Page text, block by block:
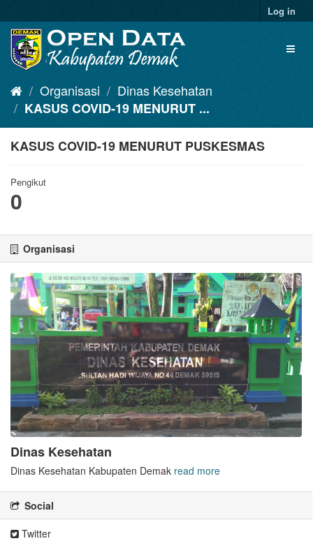
Log in
Organisasi
Dinas Kesehatan
KASUS COVID-19 MENURUT ...
KASUS COVID-19 MENURUT PUSKESMAS
Pengikut
0
Organisasi
Dinas Kesehatan
Dinas Kesehatan Kabupaten Demak read more
Social
Twitter